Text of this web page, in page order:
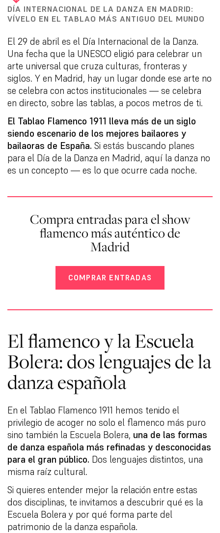
DÍA INTERNACIONAL DE LA DANZA EN MADRID:
VÍVELO EN EL TABLAO MÁS ANTIGUO DEL MUNDO
El 29 de abril es el Día Internacional de la Danza.
Una fecha que la UNESCO eligió para celebrar un
arte universal que cruza culturas, fronteras y
siglos. Y en Madrid, hay un lugar donde ese arte no
se celebra con actos institucionales — se celebra
en directo, sobre las tablas, a pocos metros de ti.
El Tablao Flamenco 1911 lleva más de un siglo
siendo escenario de los mejores bailaores y
bailaoras de España. Si estás buscando planes
para el Día de la Danza en Madrid, aquí la danza no
es un concepto — es lo que ocurre cada noche.
Compra entradas para el show
flamenco más auténtico de
Madrid
COMPRAR ENTRADAS
El flamenco y la Escuela
Bolera: dos lenguajes de la
danza española
En el Tablao Flamenco 1911 hemos tenido el
privilegio de acoger no solo el flamenco más puro
sino también la Escuela Bolera, una de las formas
de danza española más refinadas y desconocidas
para el gran público. Dos lenguajes distintos, una
misma raíz cultural.
Si quieres entender mejor la relación entre estas
dos disciplinas, te invitamos a descubrir qué es la
Escuela Bolera y por qué forma parte del
patrimonio de la danza española.